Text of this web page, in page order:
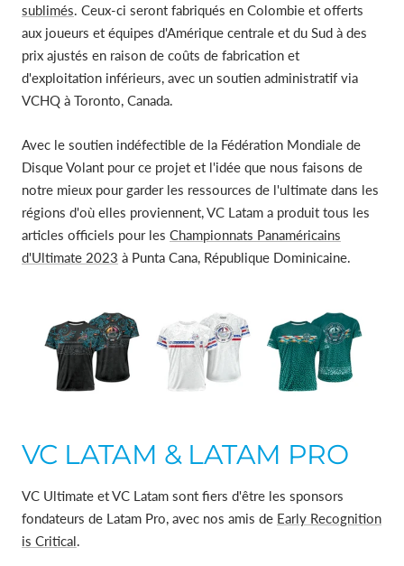
sublimés. Ceux-ci seront fabriqués en Colombie et offerts
aux joueurs et équipes d'Amérique centrale et du Sud à des
prix ajustés en raison de coûts de fabrication et
d'exploitation inférieurs, avec un soutien administratif via
VCHQ à Toronto, Canada.
Avec le soutien indéfectible de la Fédération Mondiale de
Disque Volant pour ce projet et l'idée que nous faisons de
notre mieux pour garder les ressources de l'ultimate dans les
régions d'où elles proviennent, VC Latam a produit tous les
articles officiels pour les Championnats Panaméricains
d'Ultimate 2023 à Punta Cana, République Dominicaine.
VC LATAM & LATAM PRO
VC Ultimate et VC Latam sont fiers d'être les sponsors
fondateurs de Latam Pro, avec nos amis de Early Recognition
is Critical.